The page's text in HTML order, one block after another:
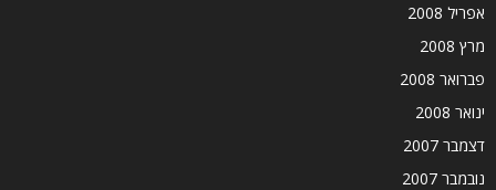
אפריל 2008
מרץ 2008
פברואר 2008
ינואר 2008
דצמבר 2007
נובמבר 2007